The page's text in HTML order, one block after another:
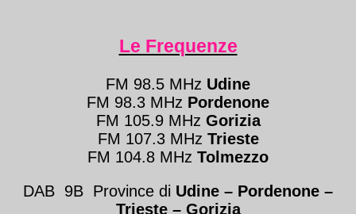
Le Frequenze
FM 98.5 MHz Udine
FM 98.3 MHz Pordenone
FM 105.9 MHz Gorizia
FM 107.3 MHz Trieste
FM 104.8 MHz Tolmezzo
DAB 9B Province di Udine – Pordenone –
Trieste – Gorizia